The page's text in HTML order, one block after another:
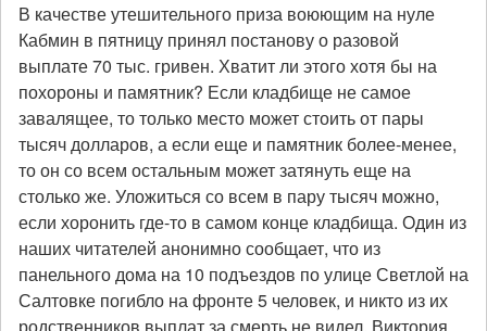
В качестве утешительного приза воюющим на нуле
Кабмин в пятницу принял постанову о разовой
выплате 70 тыс. гривен. Хватит ли этого хотя бы на
похороны и памятник? Если кладбище не самое
завалящее, то только место может стоить от пары
тысяч долларов, а если еще и памятник более-менее,
то он со всем остальным может затянуть еще на
столько же. Уложиться со всем в пару тысяч можно,
если хоронить где-то в самом конце кладбища. Один из
наших читателей анонимно сообщает, что из
панельного дома на 10 подъездов по улице Светлой на
Салтовке погибло на фронте 5 человек, и никто из их